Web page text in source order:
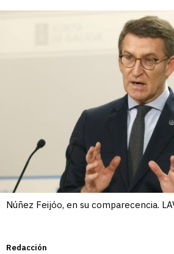
Núñez Feijóo, en su comparecencia.
Redacción